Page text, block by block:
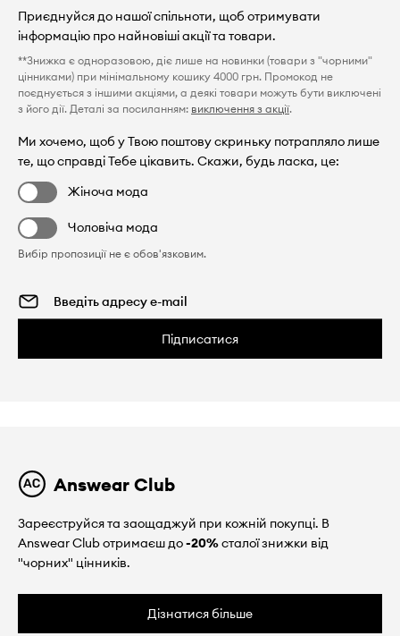
Приєднуйся до нашої спільноти, щоб отримувати
інформацію про найновіші акції та товари.
**Знижка є одноразовою, діє лише на новинки (товари з "чорними"
цінниками) при мінімальному кошику 4000 грн. Промокод не
поєднується з іншими акціями, а деякі товари можуть бути виключені
з його дії. Деталі за посиланням: виключення з акції.
Ми хочемо, щоб у Твою поштову скриньку потрапляло лише
те, що справді Тебе цікавить. Скажи, будь ласка, це:
Жіноча мода
Чоловіча мода
Вибір пропозиції не є обов'язковим.
Підписатися
Answear Club
Зареєструйся та заощаджуй при кожній покупці. В
Answear Club отримаєш до-20%сталої знижки від
"чорних" цінників.
Дізнатися більше